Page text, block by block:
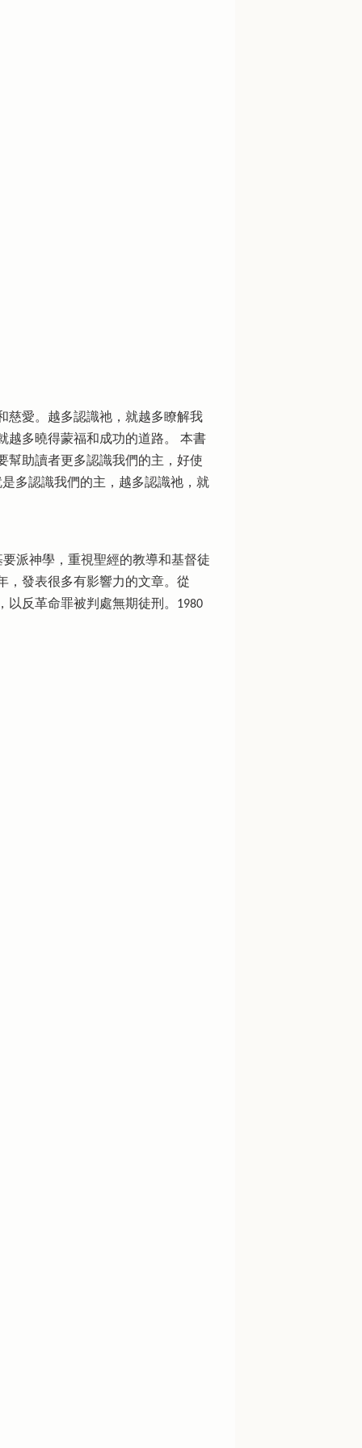
慈愛。越多認識祂，就越多瞭解我
越多曉得蒙福和成功的道路。 本書
幫助讀者更多認識我們的主，好使
多認識我們的主，越多認識祂，就
派神學，重視聖經的教導和基督徒
，發表很多有影響力的文章。從
以反革命罪被判處無期徒刑。1980